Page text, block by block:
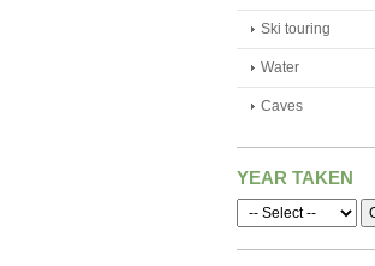
Ski touring
Water
Caves
YEAR TAKEN